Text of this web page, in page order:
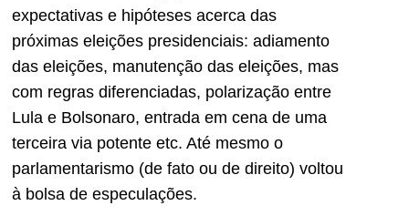
expectativas e hipóteses acerca das
próximas eleições presidenciais: adiamento
das eleições, manutenção das eleições, mas
com regras diferenciadas, polarização entre
Lula e Bolsonaro, entrada em cena de uma
terceira via potente etc. Até mesmo o
parlamentarismo (de fato ou de direito) voltou
à bolsa de especulações.